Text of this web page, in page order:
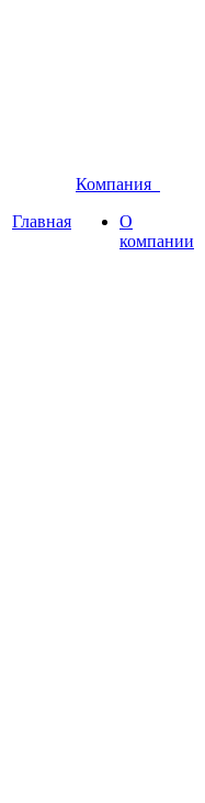
Главная
Компания
О
компании